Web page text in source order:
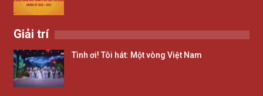
Giải trí
Tình ơi! Tôi hát: Một vòng Việt Nam